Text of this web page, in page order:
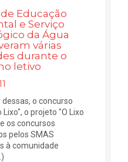
Educação
e Serviço
da Água
várias
durante o
letivo
dessas, o concurso
Lixo", o projeto "O Lixo
os concursos
pelos SMAS
à comunidade